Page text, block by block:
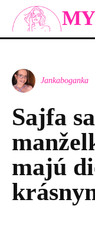
Jankaboganka
Sajfa
majú